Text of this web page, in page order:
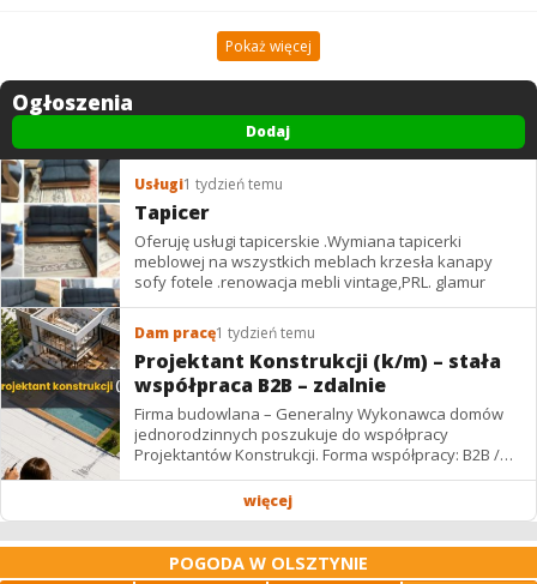
Pokaż więcej
Ogłoszenia
Dodaj
Usługi1 tydzień temu
Tapicer
Oferuję usługi tapicerskie .Wymiana tapicerki
meblowej na wszystkich meblach krzesła kanapy
sofy fotele .renowacja mebli vintage,PRL. glamur
Dam pracę1 tydzień temu
Projektant Konstrukcji (k/m) – stała
współpraca B2B – zdalnie
Firma budowlana – Generalny Wykonawca domów
jednorodzinnych poszukuje do współpracy
Projektantów Konstrukcji. Forma współpracy: B2B /
podwykonawstwo – zdalnie. Wynagrodzenie: ✔
więcej
POGODA W OLSZTYNIE